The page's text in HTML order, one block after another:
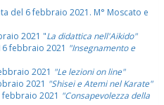
del 6 febbraio 2021. M° Moscato e
2021 "La didattica nell'Aikido"
febbraio 2021 "Insegnamento e
2021 "Le lezioni on line"
2021 "Shisei e Atemi nel Karate"
febbraio 2021 "Consapevolezza della